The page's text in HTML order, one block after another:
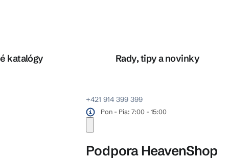
katalógy Rady, tipy a novinky
+421 914 399 399
Pon - Pia: 7:00 - 15:00
Podpora HeavenShop